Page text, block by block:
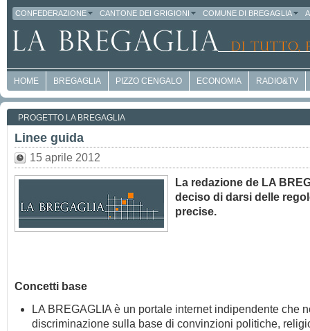
CONFEDERAZIONE CANTONE DEI GRIGIONI COMUNE DI BREGAGLIA
HOME BREGAGLIA PIZZO CENGALO ECONOMIA RADIO&TV
PROGETTO LA BREGAGLIA
Linee guida
15 aprile 2012
La redazione de LA
deciso di darsi delle
precise.
Concetti base
LA BREGAGLIA è un portale internet indipendente che
discriminazione sulla base di convinzioni politiche,